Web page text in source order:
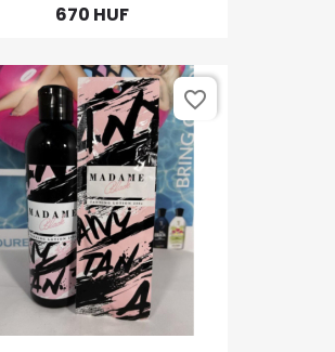
670 HUF
favorite_border